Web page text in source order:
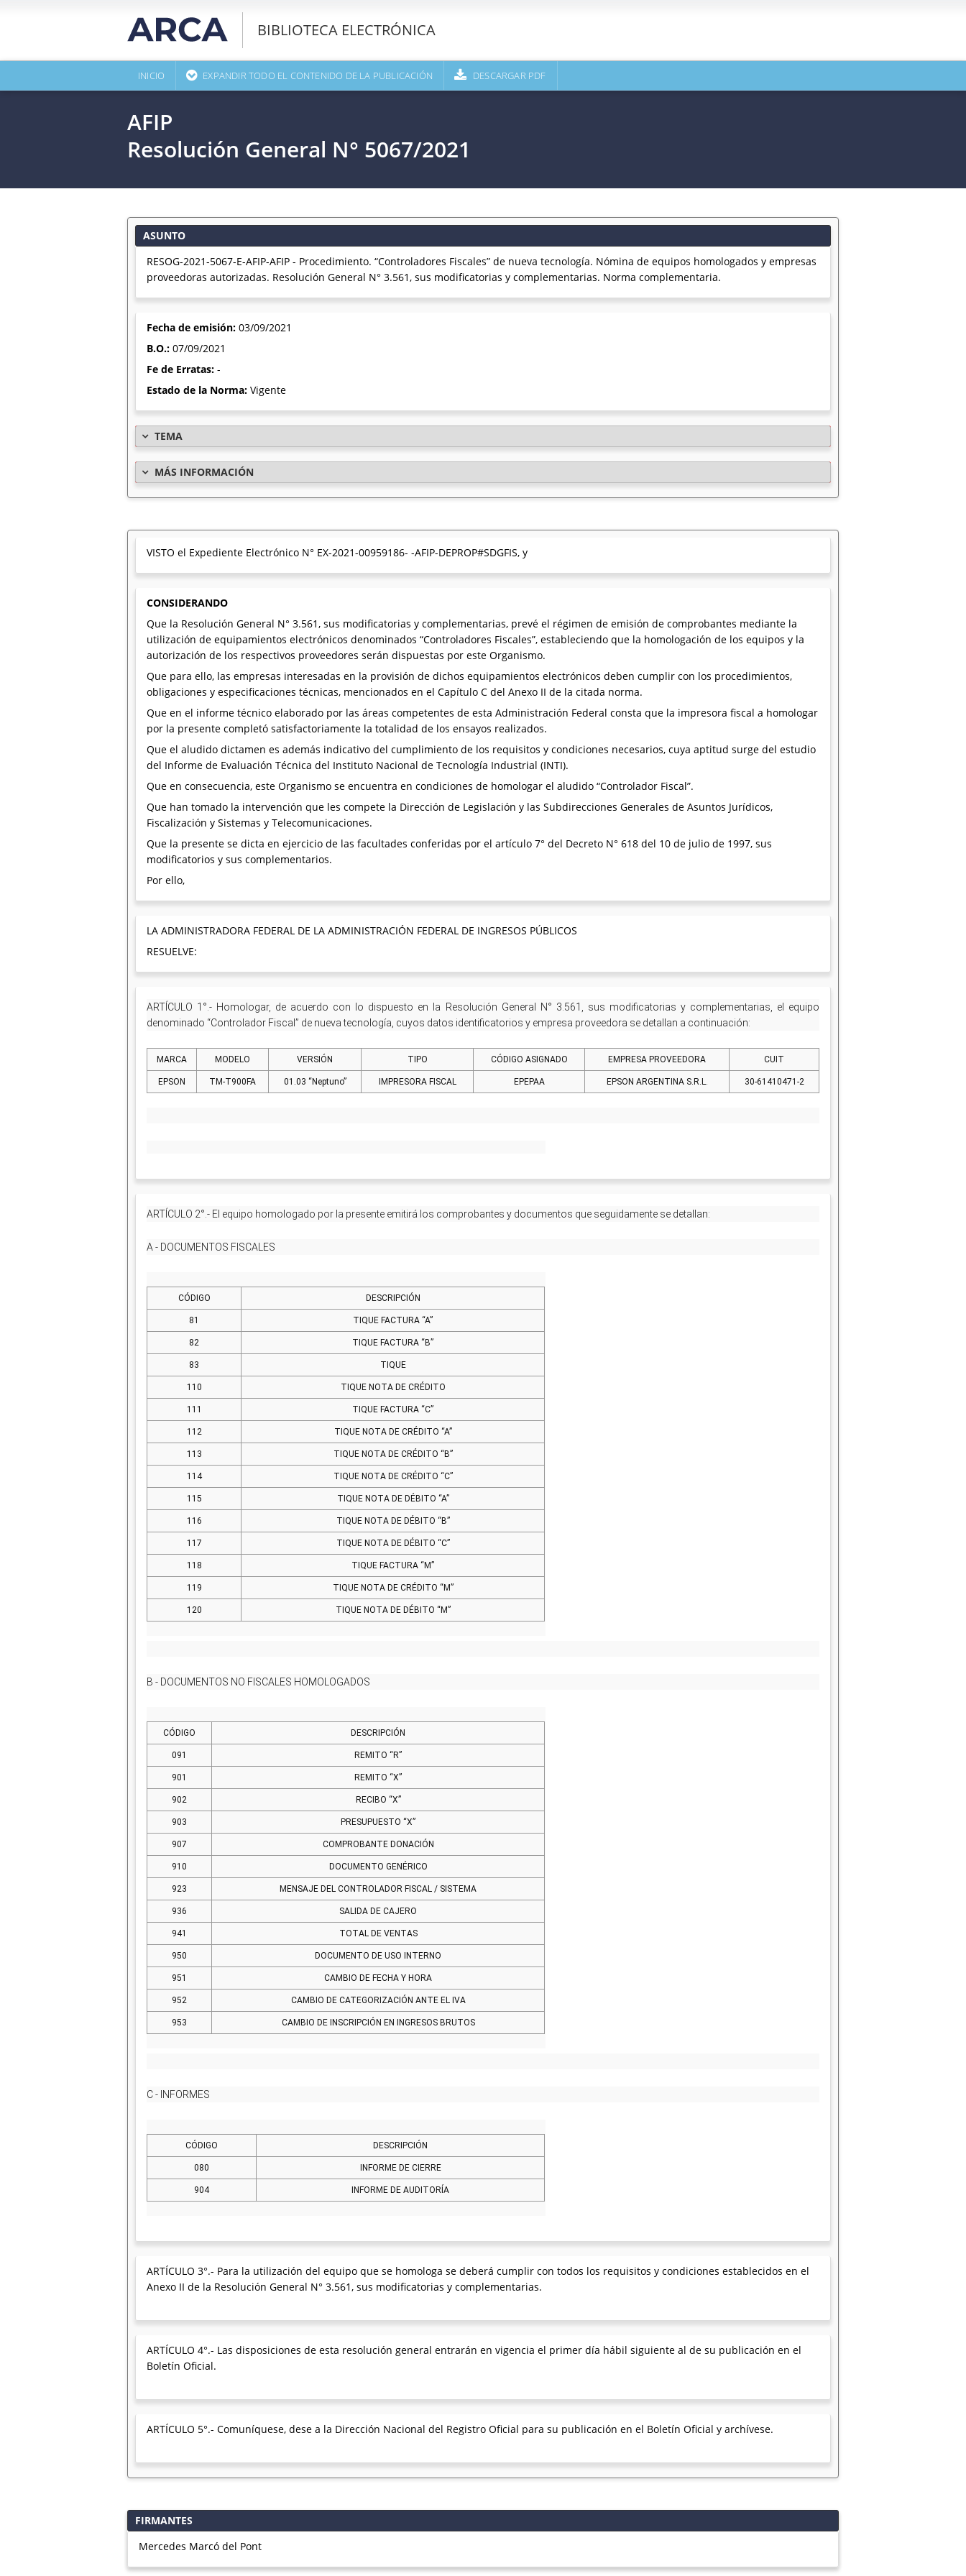
BIBLIOTECA ELECTRÓNICA
INICIO EXPANDIR TODO EL CONTENIDO DE LA PUBLICACIÓN DESCARGAR PDF
AFIP
Resolución General N° 5067/2021
ASUNTO
RESOG-2021-5067-E-AFIP-AFIP - Procedimiento. “Controladores Fiscales” de nueva tecnología. Nómina de equipos homologados y empresas
proveedoras autorizadas. Resolución General N° 3.561, sus modificatorias y complementarias. Norma complementaria.
Fecha de emisión: 03/09/2021
B.O.: 07/09/2021
Fe de Erratas: -
Estado de la Norma: Vigente
TEMA
MÁS INFORMACIÓN
VISTO el Expediente Electrónico N° EX-2021-00959186- -AFIP-DEPROP#SDGFIS, y
CONSIDERANDO
Que la Resolución General N° 3.561, sus modificatorias y complementarias, prevé el régimen de emisión de comprobantes mediante la
utilización de equipamientos electrónicos denominados “Controladores Fiscales”, estableciendo que la homologación de los equipos y la
autorización de los respectivos proveedores serán dispuestas por este Organismo.
Que para ello, las empresas interesadas en la provisión de dichos equipamientos electrónicos deben cumplir con los procedimientos,
obligaciones y especificaciones técnicas, mencionados en el Capítulo C del Anexo II de la citada norma.
Que en el informe técnico elaborado por las áreas competentes de esta Administración Federal consta que la impresora fiscal a homologar
por la presente completó satisfactoriamente la totalidad de los ensayos realizados.
Que el aludido dictamen es además indicativo del cumplimiento de los requisitos y condiciones necesarios, cuya aptitud surge del estudio
del Informe de Evaluación Técnica del Instituto Nacional de Tecnología Industrial (INTI).
Que en consecuencia, este Organismo se encuentra en condiciones de homologar el aludido “Controlador Fiscal”.
Que han tomado la intervención que les compete la Dirección de Legislación y las Subdirecciones Generales de Asuntos Jurídicos,
Fiscalización y Sistemas y Telecomunicaciones.
Que la presente se dicta en ejercicio de las facultades conferidas por el artículo 7° del Decreto N° 618 del 10 de julio de 1997, sus
modificatorios y sus complementarios.
Por ello,
LA ADMINISTRADORA FEDERAL DE LA ADMINISTRACIÓN FEDERAL DE INGRESOS PÚBLICOS
RESUELVE:
ARTÍCULO 1°.- Homologar, de acuerdo con lo dispuesto en la Resolución General N° 3.561, sus modificatorias y complementarias, el equipo
denominado “Controlador Fiscal” de nueva tecnología, cuyos datos identificatorios y empresa proveedora se detallan a continuación:
MARCA MODELO VERSIÓN TIPO CÓDIGO ASIGNADO EMPRESA PROVEEDORA CUIT
EPSON TM-T900FA 01.03 “Neptuno” IMPRESORA FISCAL EPEPAA EPSON ARGENTINA S.R.L. 30-61410471-2
ARTÍCULO 2°.- El equipo homologado por la presente emitirá los comprobantes y documentos que seguidamente se detallan:
A - DOCUMENTOS FISCALES
CÓDIGO DESCRIPCIÓN
81 TIQUE FACTURA “A”
82 TIQUE FACTURA “B”
83 TIQUE
110 TIQUE NOTA DE CRÉDITO
111 TIQUE FACTURA “C”
112 TIQUE NOTA DE CRÉDITO “A”
113 TIQUE NOTA DE CRÉDITO “B”
114 TIQUE NOTA DE CRÉDITO “C”
115 TIQUE NOTA DE DÉBITO “A”
116 TIQUE NOTA DE DÉBITO “B”
117 TIQUE NOTA DE DÉBITO “C”
118 TIQUE FACTURA “M”
119 TIQUE NOTA DE CRÉDITO “M”
120 TIQUE NOTA DE DÉBITO “M”
B - DOCUMENTOS NO FISCALES HOMOLOGADOS
CÓDIGO DESCRIPCIÓN
091 REMITO “R”
901 REMITO “X”
902 RECIBO “X”
903 PRESUPUESTO “X”
907 COMPROBANTE DONACIÓN
910 DOCUMENTO GENÉRICO
923 MENSAJE DEL CONTROLADOR FISCAL / SISTEMA
936 SALIDA DE CAJERO
941 TOTAL DE VENTAS
950 DOCUMENTO DE USO INTERNO
951 CAMBIO DE FECHA Y HORA
952 CAMBIO DE CATEGORIZACIÓN ANTE EL IVA
953 CAMBIO DE INSCRIPCIÓN EN INGRESOS BRUTOS
C - INFORMES
CÓDIGO DESCRIPCIÓN
080 INFORME DE CIERRE
904 INFORME DE AUDITORÍA
ARTÍCULO 3°.- Para la utilización del equipo que se homologa se deberá cumplir con todos los requisitos y condiciones establecidos en el
Anexo II de la Resolución General N° 3.561, sus modificatorias y complementarias.
ARTÍCULO 4°.- Las disposiciones de esta resolución general entrarán en vigencia el primer día hábil siguiente al de su publicación en el
Boletín Oficial.
ARTÍCULO 5°.- Comuníquese, dese a la Dirección Nacional del Registro Oficial para su publicación en el Boletín Oficial y archívese.
FIRMANTES
Mercedes Marcó del Pont